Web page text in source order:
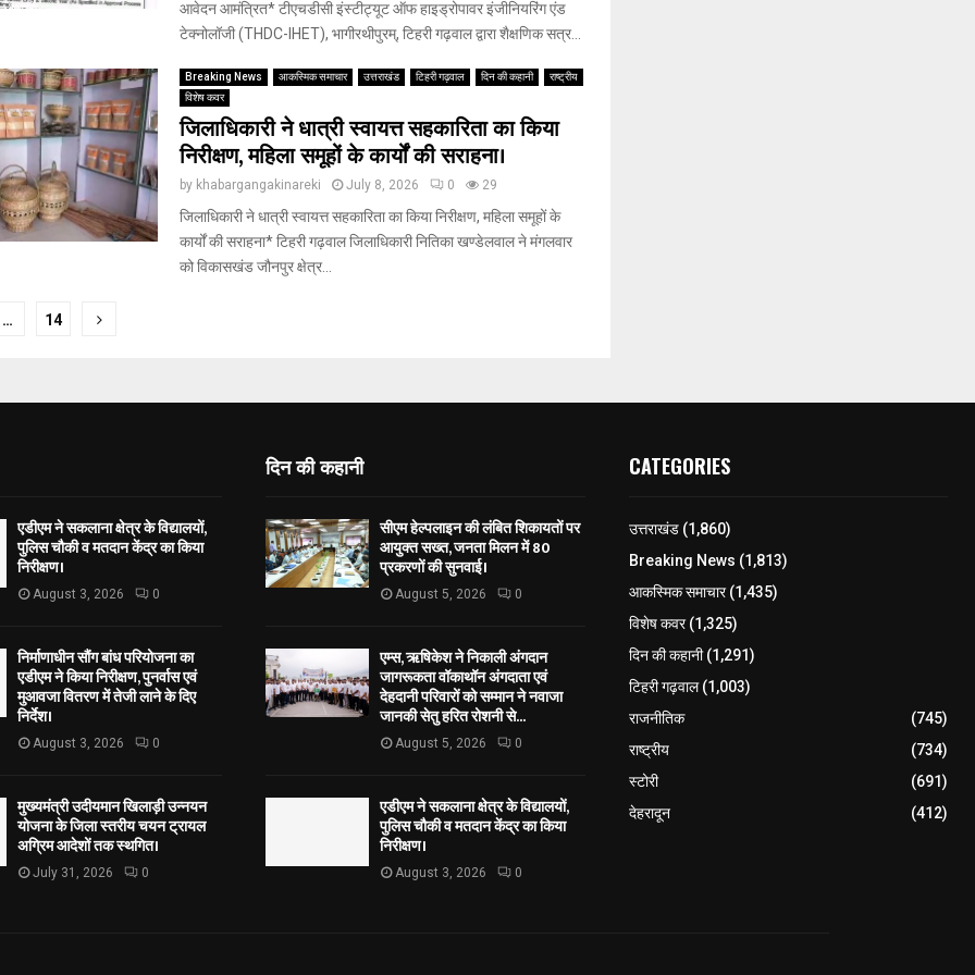
आवेदन आमंत्रित* टीएचडीसी इंस्टीट्यूट ऑफ हाइड्रोपावर इंजीनियरिंग एंड
टेक्नोलॉजी (THDC-IHET), भागीरथीपुरम्, टिहरी गढ़वाल द्वारा शैक्षणिक सत्र...
Breaking News आकस्मिक समाचार उत्तराखंड टिहरी गढ़वाल दिन की कहानी
राष्ट्रीय
विशेष कवर
जिलाधिकारी ने धात्री स्वायत्त सहकारिता का किया
निरीक्षण, महिला समूहों के कार्यों की सराहना।
by khabargangakinareki July 8, 2026 0 29
जिलाधिकारी ने धात्री स्वायत्त सहकारिता का किया निरीक्षण, महिला समूहों के
कार्यों की सराहना* टिहरी गढ़वाल जिलाधिकारी नितिका खण्डेलवाल ने मंगलवार
को विकासखंड जौनपुर क्षेत्र...
… 14
एडीएम ने सकलाना क्षेत्र के विद्यालयों,
पुलिस चौकी व मतदान केंद्र का किया
निरीक्षण।
August 3, 2026 0
निर्माणाधीन सौंग बांध परियोजना का
एडीएम ने किया निरीक्षण, पुनर्वास एवं
मुआवजा वितरण में तेजी लाने के दिए
निर्देश।
August 3, 2026 0
मुख्यमंत्री उदीयमान खिलाड़ी उन्नयन
योजना के जिला स्तरीय चयन ट्रायल
अग्रिम आदेशों तक स्थगित।
July 31, 2026 0
दिन की कहानी
सीएम हेल्पलाइन की लंबित शिकायतों पर
आयुक्त सख्त, जनता मिलन में 80
प्रकरणों की सुनवाई।
August 5, 2026 0
एम्स, ऋषिकेश ने निकाली अंगदान
जागरूकता वॉकाथॉन अंगदाता एवं
देहदानी परिवारों को सम्मान ने नवाजा
जानकी सेतु हरित रोशनी से...
August 5, 2026 0
एडीएम ने सकलाना क्षेत्र के विद्यालयों,
पुलिस चौकी व मतदान केंद्र का किया
निरीक्षण।
August 3, 2026 0
CATEGORIES
उत्तराखंड(1,860)
Breaking News (1,813)
आकस्मिक समाचार(1,435)
विशेष कवर(1,325)
दिन की कहानी(1,291)
टिहरी गढ़वाल(1,003)
राजनीतिक
(745)
राष्ट्रीय
(734)
स्टोरी
(691)
देहरादून
(412)